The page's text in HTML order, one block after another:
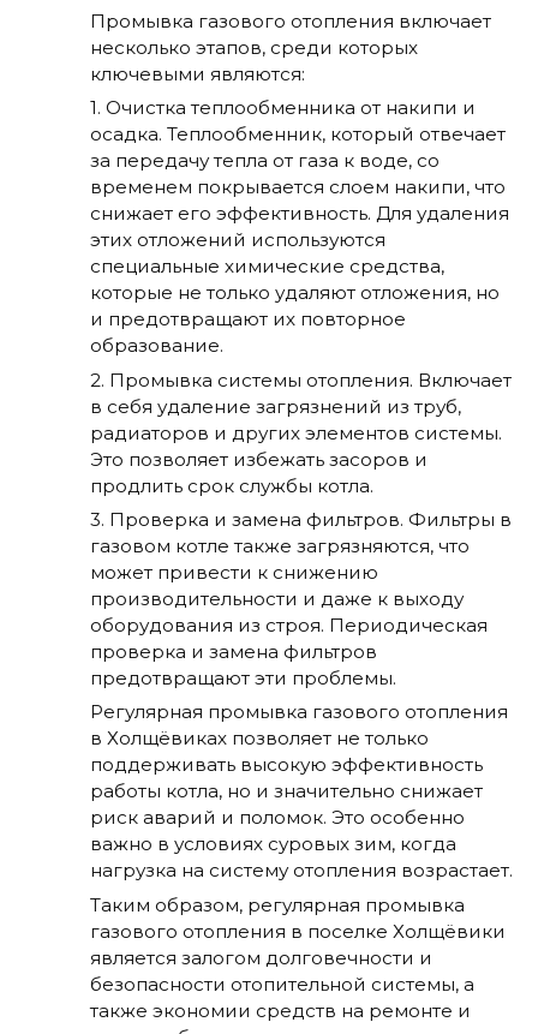
Промывка газового отопления включает
несколько этапов, среди которых
ключевыми являются:
1. Очистка теплообменника от накипи и
осадка. Теплообменник, который отвечает
за передачу тепла от газа к воде, со
временем покрывается слоем накипи, что
снижает его эффективность. Для удаления
этих отложений используются
специальные химические средства,
которые не только удаляют отложения, но
и предотвращают их повторное
образование.
2. Промывка системы отопления. Включает
в себя удаление загрязнений из труб,
радиаторов и других элементов системы.
Это позволяет избежать засоров и
продлить срок службы котла.
3. Проверка и замена фильтров. Фильтры в
газовом котле также загрязняются, что
может привести к снижению
производительности и даже к выходу
оборудования из строя. Периодическая
проверка и замена фильтров
предотвращают эти проблемы.
Регулярная промывка газового отопления
в Холщёвиках позволяет не только
поддерживать высокую эффективность
работы котла, но и значительно снижает
риск аварий и поломок. Это особенно
важно в условиях суровых зим, когда
нагрузка на систему отопления возрастает.
Таким образом, регулярная промывка
газового отопления в поселке Холщёвики
является залогом долговечности и
безопасности отопительной системы, а
также экономии средств на ремонте и